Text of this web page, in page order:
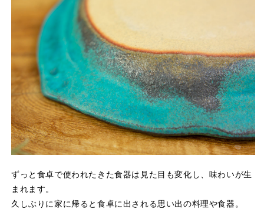
ずっと食卓で使われたきた食器は見た目も変化し、味わいが生
まれます。
久しぶりに家に帰ると食卓に出される思い出の料理や食器。